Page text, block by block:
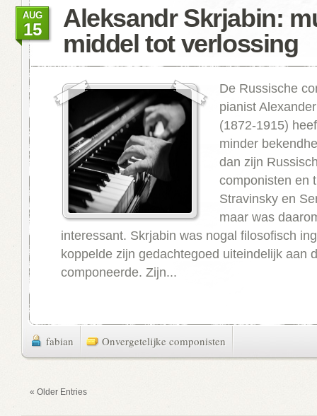
Aleksandr Skrjabin:
middel tot verlossing
AUG
15
De Russische
pianist
(1872-1915)
minder
dan zijn
componisten en
Stravinsky en
maar was
interessant. Skrjabin was nogal filosofisch
koppelde zijn gedachtegoed uiteindelijk aan
componeerde. Zijn...
fabian Onvergetelijke componisten
« Older Entries